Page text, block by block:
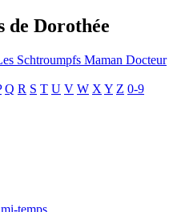
de Dorothée
Schtroumpfs Maman Docteur
Q R S T U V W X Y Z 0-9
temps